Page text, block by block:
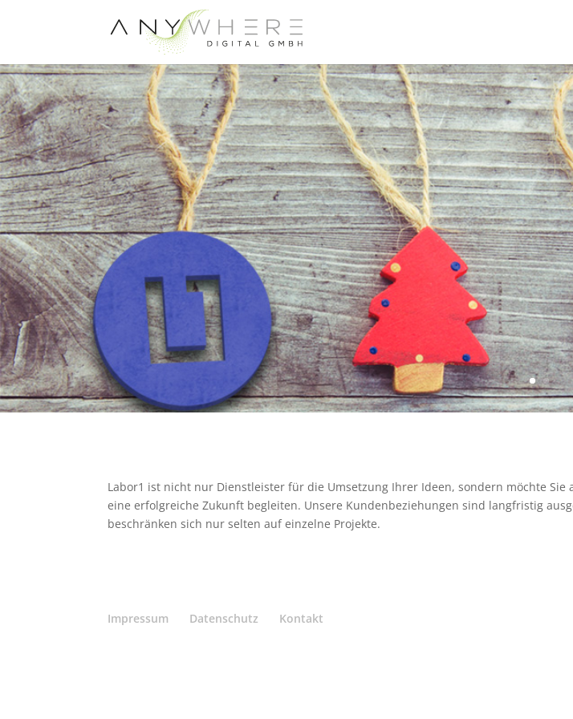
Labor1 ist nicht nur Dienstleister für die Umsetzung Ihrer Ideen, sondern möchte Sie
eine erfolgreiche Zukunft begleiten. Unsere Kundenbeziehungen sind langfristig
beschränken sich nur selten auf einzelne Projekte.
Impressum Datenschutz Kontakt